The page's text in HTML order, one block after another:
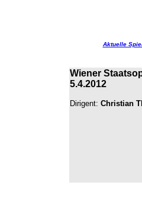
Aktuelle
Wiener
5.4.2012
Dirigent: Christian